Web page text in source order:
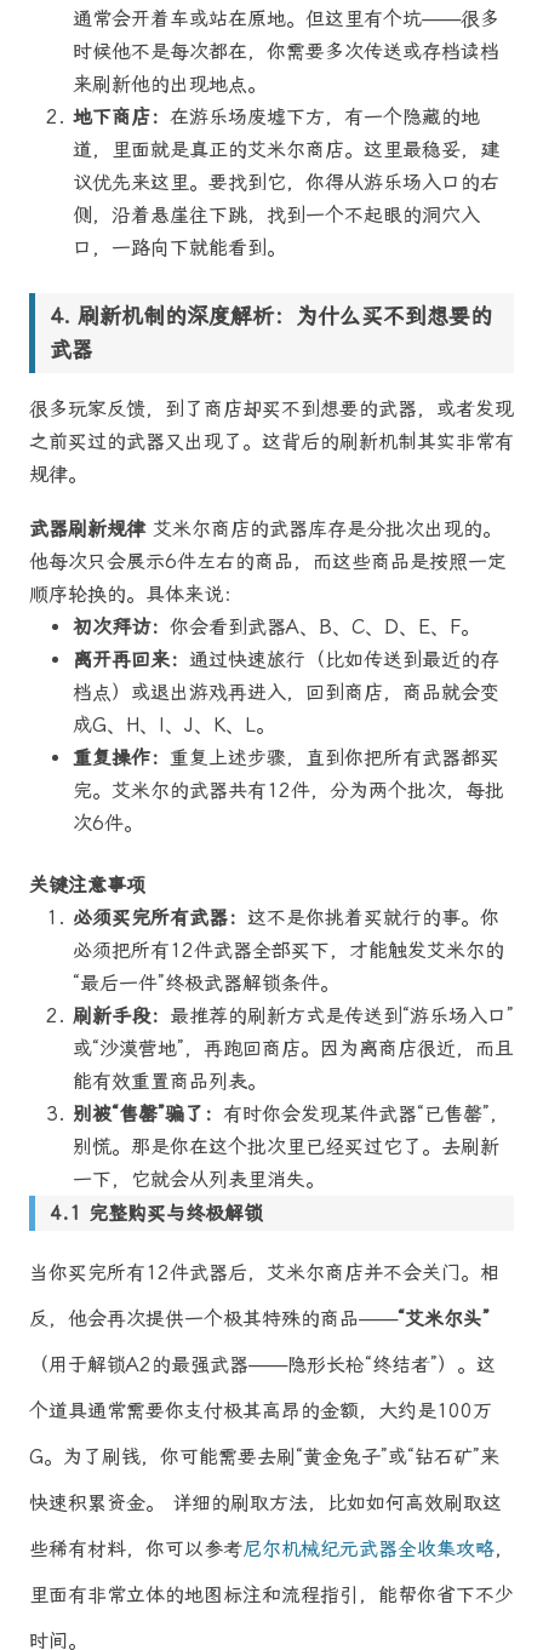
通常会开着车或站在原地。但这里有个坑——很多
时候他不是每次都在，你需要多次传送或存档读档
来刷新他的出现地点。
地下商店： 在游乐场废墟下方，有一个隐藏的地
道，里面就是真正的艾米尔商店。这里最稳妥，建
议优先来这里。要找到它，你得从游乐场入口的右
侧，沿着悬崖往下跳，找到一个不起眼的洞穴入
口，一路向下就能看到。
刷新机制的深度解析：为什么买不到想要的
武器
很多玩家反馈，到了商店却买不到想要的武器，或者发现
之前买过的武器又出现了。这背后的刷新机制其实非常有
规律。
武器刷新规律艾米尔商店的武器库存是分批次出现的。
他每次只会展示6件左右的商品，而这些商品是按照一定
顺序轮换的。具体来说：
初次拜访： 你会看到武器A、B、C、D、E、F。
离开再回来： 通过快速旅行（比如传送到最近的存
档点）或退出游戏再进入，回到商店，商品就会变
成G、H、I、J、K、L。
重复操作： 重复上述步骤，直到你把所有武器都买
完。艾米尔的武器共有12件，分为两个批次，每批
次6件。
关键注意事项
必须买完所有武器： 这不是你挑着买就行的事。你
必须把所有12件武器全部买下，才能触发艾米尔的
“最后一件”终极武器解锁条件。
刷新手段： 最推荐的刷新方式是传送到“游乐场入口”
或“沙漠营地”，再跑回商店。因为离商店很近，而且
能有效重置商品列表。
别被“售罄”骗了： 有时你会发现某件武器“已售罄”，
别慌。那是你在这个批次里已经买过它了。去刷新
一下，它就会从列表里消失。
完整购买与终极解锁
当你买完所有12件武器后，艾米尔商店并不会关门。相
反，他会再次提供一个极其特殊的商品——“艾米尔头”
（用于解锁A2的最强武器——隐形长枪“终结者”）。这
个道具通常需要你支付极其高昂的金额，大约是100万
G。为了刷钱，你可能需要去刷“黄金兔子”或“钻石矿”来
快速积累资金。 详细的刷取方法，比如如何高效刷取这
些稀有材料，你可以参考尼尔机械纪元武器全收集攻略，
里面有非常立体的地图标注和流程指引，能帮你省下不少
时间。